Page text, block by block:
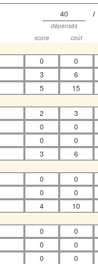
40 /
dépensés
score
coût
0 0
3 6
5 15
2 3
0 0
0 0
3 6
0 0
0 0
4 10
0 0
0 0
0 0